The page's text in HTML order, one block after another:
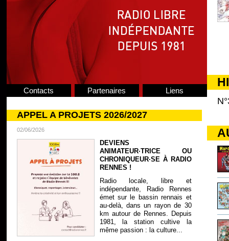
Contacts Partenaires Liens
APPEL A PROJETS 2026/2027
02/06/2026
DEVIENS
ANIMATEUR·TRICE OU
CHRONIQUEUR·SE À RADIO
RENNES !
Radio locale, libre et
indépendante, Radio Rennes
émet sur le bassin rennais et
au-delà, dans un rayon de 30
km autour de Rennes. Depuis
1981, la station cultive la
même passion : la culture...